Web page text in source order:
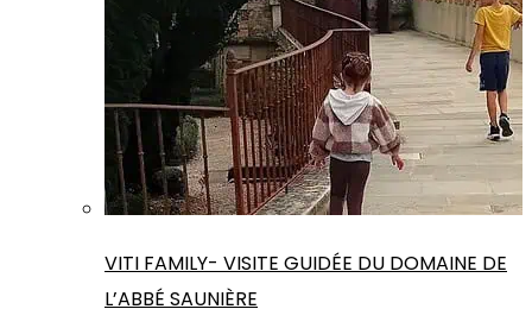
VITI FAMILY- VISITE GUIDÉE DU DOMAINE DE
L’ABBÉ SAUNIÈRE